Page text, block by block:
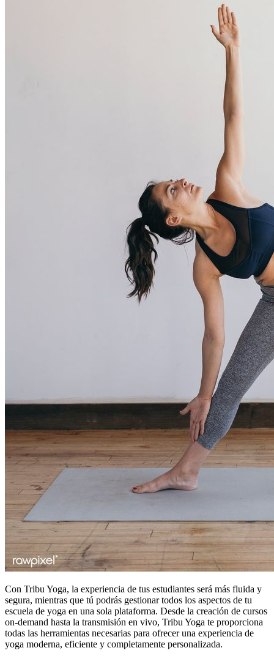
Con Tribu Yoga, la experiencia de tus estudiantes será más fluida y
segura, mientras que tú podrás gestionar todos los aspectos de tu
escuela de yoga en una sola plataforma. Desde la creación de cursos
on-demand hasta la transmisión en vivo, Tribu Yoga te proporciona
todas las herramientas necesarias para ofrecer una experiencia de
yoga moderna, eficiente y completamente personalizada.